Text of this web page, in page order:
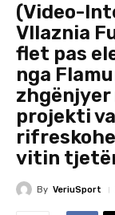
(Video-
Vllaznia
flet pas
nga
projekti
vitin
By VeriuSport